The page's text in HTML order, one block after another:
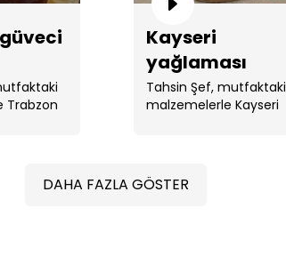
Trabzon
Kayseri
yağlaması
tarifi!
Tahsin Şef, mutfaktaki
malzemelerle Kayseri
DAHA FAZLA GÖSTER